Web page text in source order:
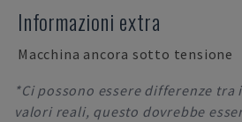
Informazioni extra
Macchina ancora sotto tensione
*Ci possono essere differenze
valori reali, questo dovrebbe